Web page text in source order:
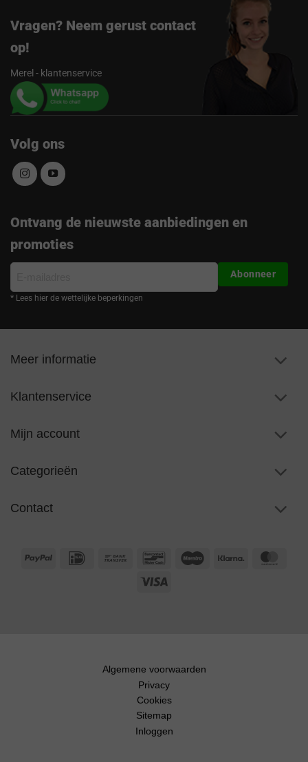
Vragen? Neem gerust contact
op!
Merel - klantenservice
Volg ons
Ontvang de nieuwste aanbiedingen en
promoties
mailadres
* Lees hier de wettelijke beperkingen
Abonneer
Meer informatie
Klantenservice
Mijn account
Categorieën
Contact
PayPal IDeal
Bank
BancontactMaestro Klarna
Algemene voorwaarden
Privacy
Cookies
Sitemap
Inloggen